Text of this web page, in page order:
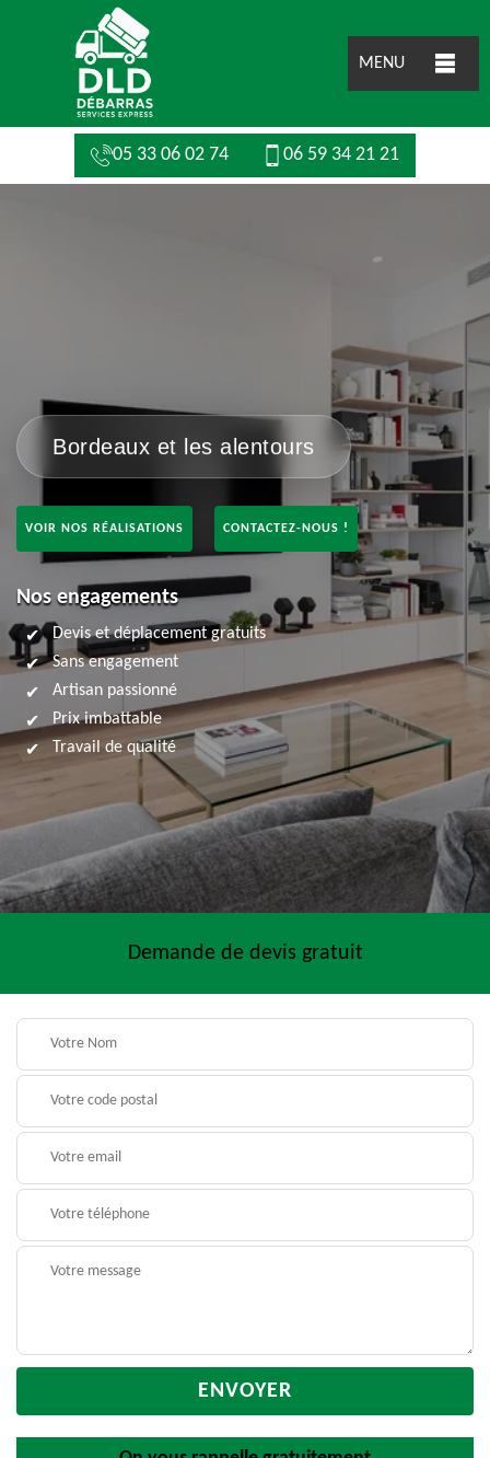
MENU
05 33 06 02 74 06 59 34 21 21
Bordeaux et les alentours
VOIR NOS RÉALISATIONS CONTACTEZ-NOUS !
Nos engagements
Devis et déplacement gratuits
Sans engagement
Artisan passionné
Prix imbattable
Travail de qualité
Demande de devis gratuit